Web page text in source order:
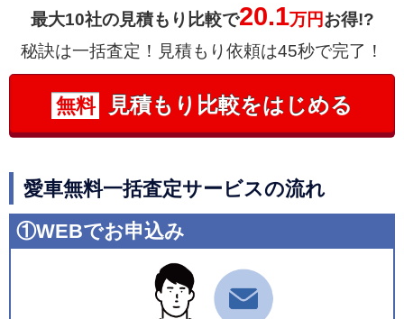
最大10社の見積もり比較で20.1万円お得!?
秘訣は一括査定！見積もり依頼は45秒で完了！
無料 見積もり比較をはじめる
愛車無料一括査定サービスの流れ
①WEBでお申込み